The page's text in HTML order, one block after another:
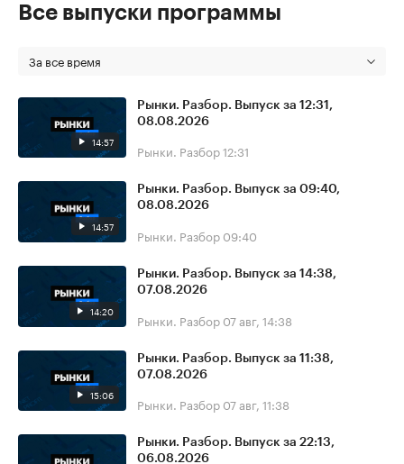
Все выпуски программы
За все время
14:57
Рынки. Разбор. Выпуск за 12:31,
08.08.2026
Рынки. Разбор12:31
14:57
Рынки. Разбор. Выпуск за 09:40,
08.08.2026
Рынки. Разбор 09:40
14:20
Рынки. Разбор. Выпуск за 14:38,
07.08.2026
Рынки. Разбор 07 авг, 14:38
15:06
Рынки. Разбор. Выпуск за 11:38,
07.08.2026
Рынки. Разбор 07 авг, 11:38
Рынки. Разбор. Выпуск за 22:13,
06.08.2026